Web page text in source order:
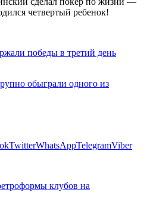
победы в третий день
обыграли одного из
TwitterWhatsAppTelegramViber
клубов на